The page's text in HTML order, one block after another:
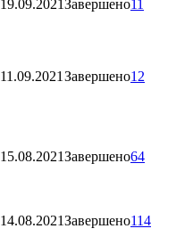
19.09.2021Завершено11
11.09.2021 Завершено12
15.08.2021Завершено64
14.08.2021Завершено114